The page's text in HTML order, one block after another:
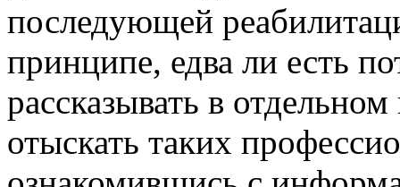
последующей
принципе, едва ли есть
рассказывать в
отыскать таких